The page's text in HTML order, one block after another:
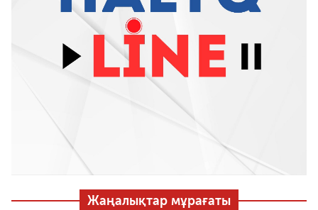
Жаңалықтар мұрағаты